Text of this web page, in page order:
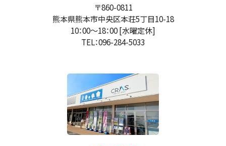
〒860-0811
熊本県熊本市中央区本荘5丁目10-18
10：00～18：00[水曜定休]
TEL：096-284-5033